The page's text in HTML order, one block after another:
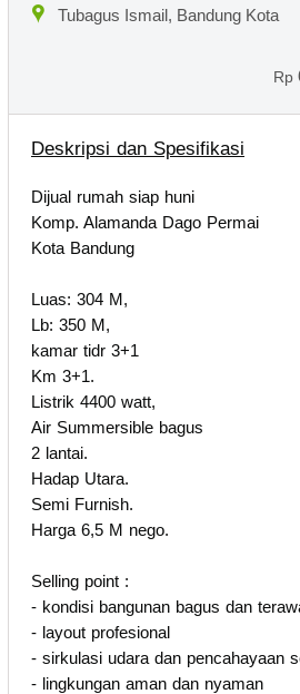
Tubagus Ismail, Bandung Kota
Rp
Deskripsi dan Spesifikasi
Dijual rumah siap huni
Komp. Alamanda Dago Permai
Kota Bandung
Luas: 304 M,
Lb: 350 M,
kamar tidr 3+1
Km 3+1.
Listrik 4400 watt,
Air Summersible bagus
2 lantai.
Hadap Utara.
Semi Furnish.
Harga 6,5 M nego.
Selling point :
- kondisi bangunan bagus dan
- layout profesional
- sirkulasi udara dan pencahayaan
- lingkungan aman dan nyaman